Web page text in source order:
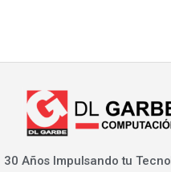
30 Años Impulsando tu